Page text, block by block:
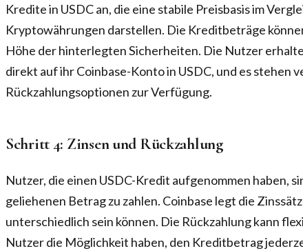
Kredite in USDC an, die eine stabile Preisbasis im
Kryptowährungen darstellen. Die Kreditbeträge
Höhe der hinterlegten Sicherheiten. Die Nutzer
direkt auf ihr Coinbase-Konto in USDC, und es stehen
Rückzahlungsoptionen zur Verfügung.
Schritt 4: Zinsen und Rückzahlung
Nutzer, die einen USDC-Kredit aufgenommen haben,
geliehenen Betrag zu zahlen. Coinbase legt die
unterschiedlich sein können. Die Rückzahlung kann
Nutzer die Möglichkeit haben, den Kreditbetrag